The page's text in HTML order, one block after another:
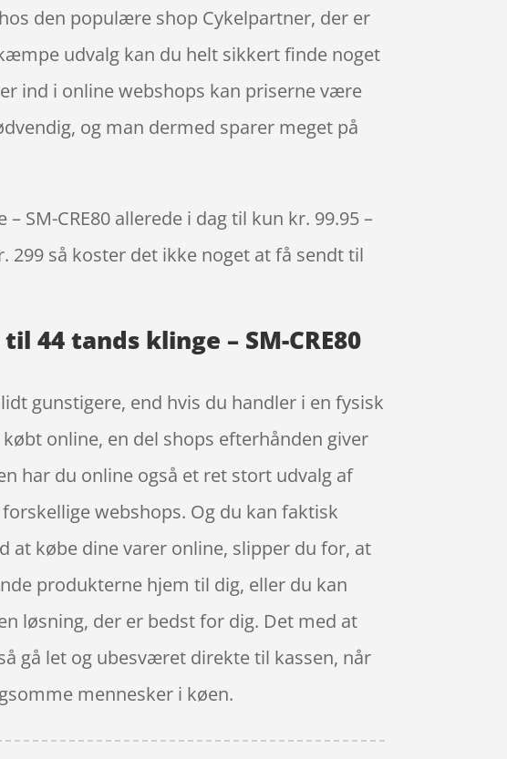
den populære shop Cykelpartner, der er
udvalg kan du helt sikkert finde noget
ind i online webshops kan priserne være
og man dermed sparer meget på
SM-CRE80 allerede i dag til kun kr. 99.95 –
så koster det ikke noget at få sendt til
44 tands klinge – SM-CRE80
gunstigere, end hvis du handler i en fysisk
online, en del shops efterhånden giver
har du online også et ret stort udvalg af
webshops. Og du kan faktisk
at købe dine varer online, slipper du for, at
produkterne hjem til dig, eller du kan
løsning, der er bedst for dig. Det med at
gå let og ubesværet direkte til kassen, når
mennesker i køen.